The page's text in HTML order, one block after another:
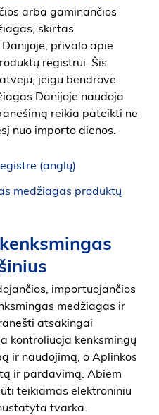
arba gaminančios
skirtas
privalo apie
registrui. Šis
jeigu bendrovė
Danijoje naudoja
reikia pateikti ne
nuo importo dienos.
(anglų)
medžiagas produktų
importuojančios
medžiagas ir
atsakingai
kontroliuoja kenksmingų
ir naudojimą, o Aplinkos
ir pardavimą. Abiem
teikiamas elektroniniu
tvarka.